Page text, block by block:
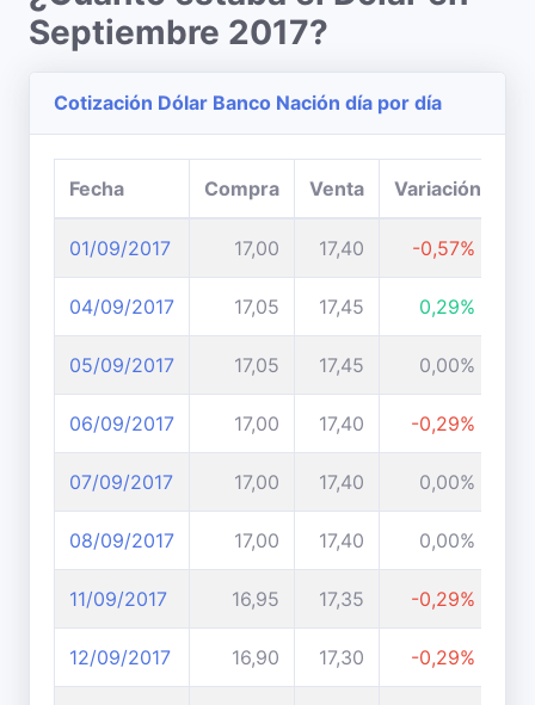
Septiembre 2017?
Cotización Dólar Banco Nación día por día
Fecha Compra Venta Variación
01/09/2017 17,00 17,40 -0,57%
04/09/2017 17,05 17,45 0,29%
05/09/2017 17,05 17,45 0,00%
06/09/2017 17,00 17,40 -0,29%
07/09/2017 17,00 17,40 0,00%
08/09/2017 17,00 17,40 0,00%
11/09/2017 16,95 17,35 -0,29%
12/09/2017 16,90 17,30 -0,29%